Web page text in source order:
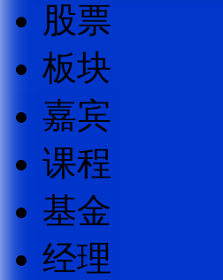
股票
板块
嘉宾
课程
基金
经理